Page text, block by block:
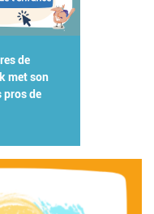
de
met son
pros de